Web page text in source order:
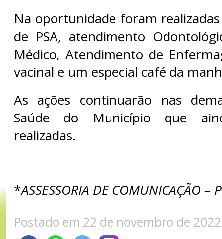
Na oportunidade foram
de PSA, atendimento
Médico, Atendimento de
vacinal e um especial café da
As ações continuarão nas
Saúde do Município que
realizadas.
*ASSESSORIA DE COMUNICAÇÃO –
Postado em 22 de novembro de 2022